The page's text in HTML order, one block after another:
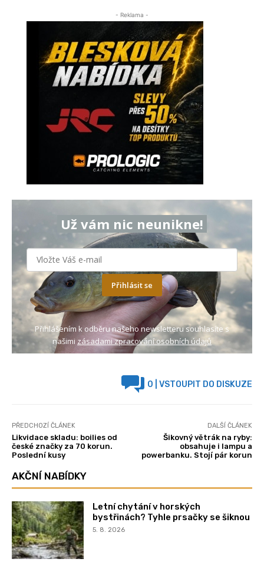
- Reklama -
Už vám nic neunikne!
Přihlásit se
Přihlášením k odběru našeho newsletteru souhlasíte s
našimi zásadami zpracování osobních údajů
0 | VSTOUPIT DO DISKUZE
PŘEDCHOZÍ ČLÁNEK
Likvidace skladu: boilies od
české značky za 70 korun.
Poslední kusy
DALŠÍ ČLÁNEK
Šikovný větrák na ryby:
obsahuje i lampu a
powerbanku. Stojí pár korun
AKČNÍ NABÍDKY
Letní chytání v horských
bystřinách? Tyhle prsačky se šiknou
5. 8. 2026